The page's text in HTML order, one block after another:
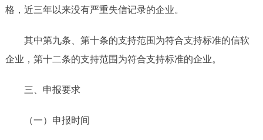
格，近三年以来没有严重失信记录的企业。
其中第九条、第十条的支持范围 为符合支持标准的信软
企业，第十二条的支持范围 为符合支持标准的企业。
三、 申报要求
（一）申报时间